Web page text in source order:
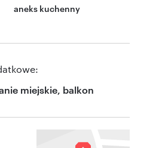
aneks kuchenny
miejskie, balkon